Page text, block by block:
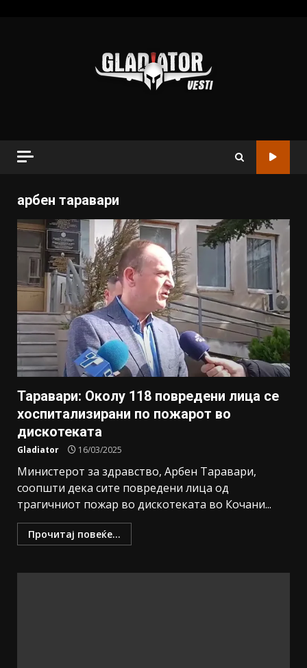
арбен таравари
Таравари: Околу 118 повредени лица се
хоспитализирани по пожарот во
дискотеката
Gladiator 16/03/2025
Министерот за здравство, Арбен Таравари,
соопшти дека сите повредени лица од
трагичниот пожар во дискотеката во Кочани...
Прочитај повеќе...